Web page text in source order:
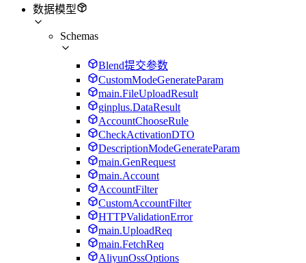
数据模型
Schemas
Blend提交参数
CustomModeGenerateParam
main.FileUploadResult
ginplus.DataResult
AccountChooseRule
CheckActivationDTO
DescriptionModeGenerateParam
main.GenRequest
main.Account
AccountFilter
CustomAccountFilter
HTTPValidationError
main.UploadReq
main.FetchReq
AliyunOssOptions